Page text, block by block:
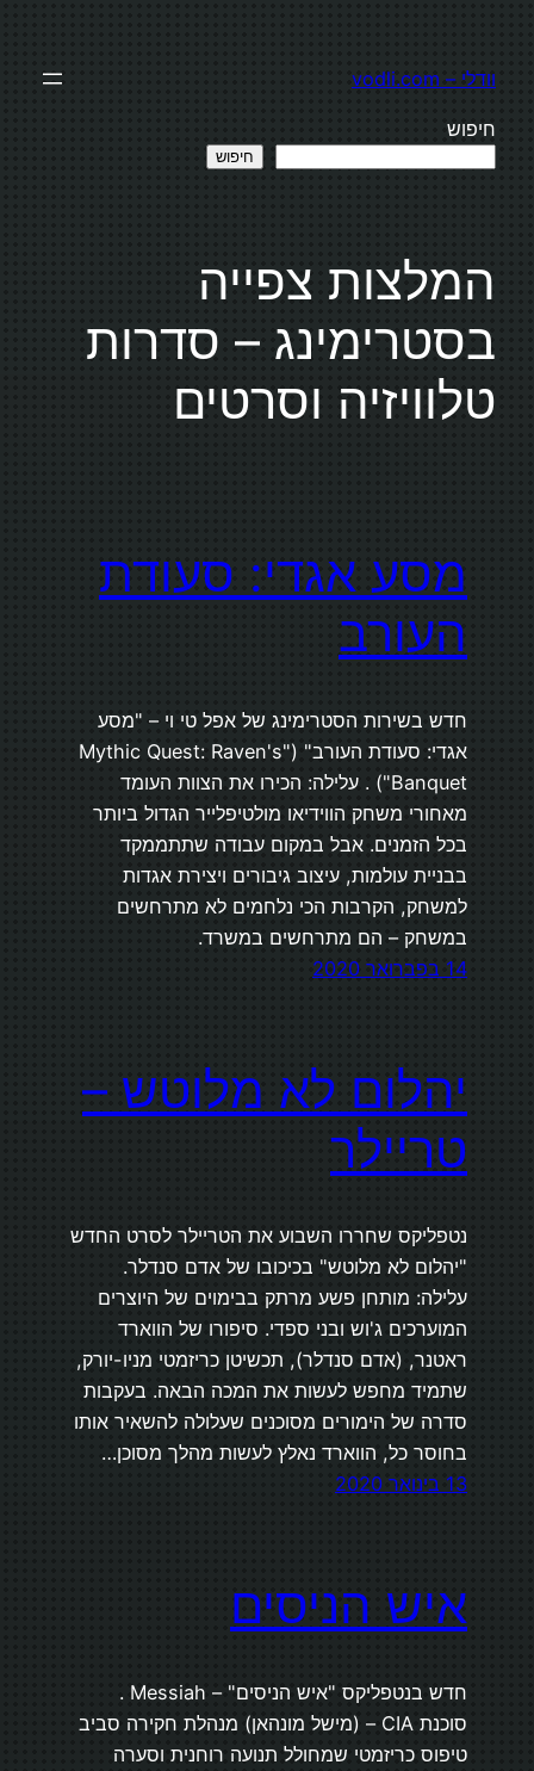
וודלי – vodli.com
חיפוש
חיפוש
המלצות צפייה
בסטרימינג – סדרות
טלוויזיה וסרטים
מסע אגדי: סעודת
העורב
חדש בשירות הסטרימינג של אפל טי וי – "מסע
אגדי: סעודת העורב" ("Mythic Quest: Raven's
Banquet") . עלילה: הכירו את הצוות העומד
מאחורי משחק הווידיאו מולטיפלייר הגדול ביותר
בכל הזמנים. אבל במקום עבודה שתתממקד
בבניית עולמות, עיצוב גיבורים ויצירת אגדות
למשחק, הקרבות הכי נלחמים לא מתרחשים
במשחק – הם מתרחשים במשרד.
14 בפברואר 2020
יהלום לא מלוטש –
טריילר
נטפליקס שחררו השבוע את הטריילר לסרט החדש
"יהלום לא מלוטש" בכיכובו של אדם סנדלר.
עלילה: מותחן פשע מרתק בבימוים של היוצרים
המוערכים ג'וש ובני ספדי. סיפורו של הווארד
ראטנר, (אדם סנדלר), תכשיטן כריזמטי מניו-יורק,
שתמיד מחפש לעשות את המכה הבאה. בעקבות
סדרה של הימורים מסוכנים שעלולה להשאיר אותו
בחוסר כל, הווארד נאלץ לעשות מהלך מסוכן…
13 בינואר 2020
איש הניסים
חדש בנטפליקס "איש הניסים" – Messiah .
סוכנת CIA – (מישל מונהאן) מנהלת חקירה סביב
טיפוס כריזמטי שמחולל תנועה רוחנית וסערה